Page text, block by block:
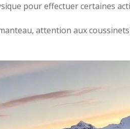
pour effectuer certaines
attention aux